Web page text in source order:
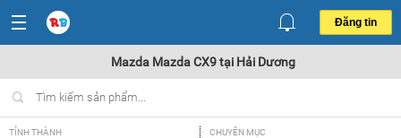
Đăng tin
Mazda Mazda CX9 tại Hải Dương
TỈNH THÀNH CHUYÊN MỤC